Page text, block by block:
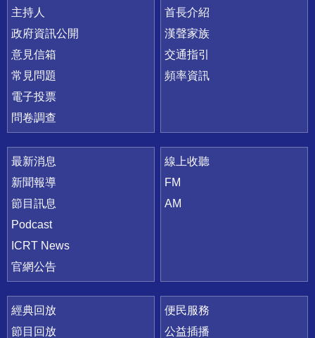
主持人
政府資訊公開
意見信箱
常見問題
電子投票
問卷調查
首長介紹
漢聲家族
交通指引
頻率資訊
最新消息
新聞報導
節目訊息
Podcast
ICRT News
官網公告
線上收聽
FM
AM
經典回放
節目回放
便民服務
公益插播